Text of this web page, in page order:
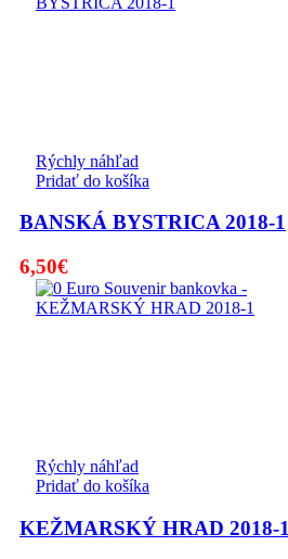
Rýchly náhľad
Pridať do košíka
BANSKÁ BYSTRICA 2018-1
6,50€
Rýchly náhľad
Pridať do košíka
KEŽMARSKÝ HRAD 2018-1